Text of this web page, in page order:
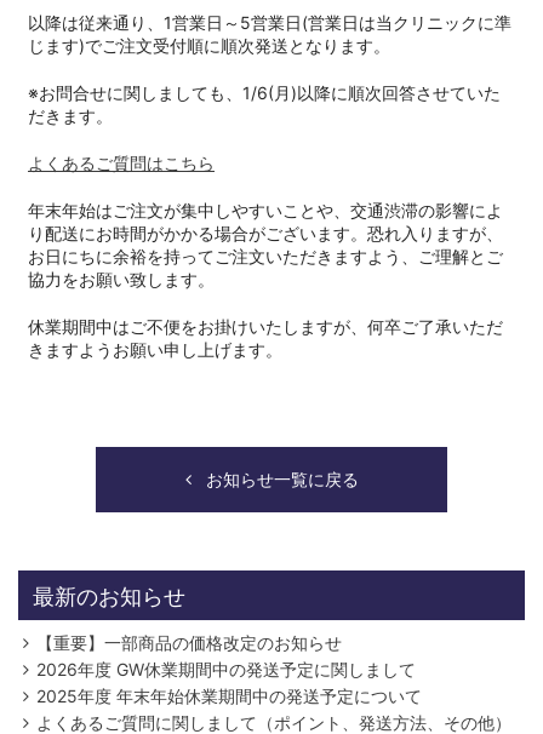
以降は従来通り、1営業日～5営業日(営業日は当クリニックに準
じます)でご注文受付順に順次発送となります。
※お問合せに関しましても、1/6(月)以降に順次回答させていた
だきます。
よくあるご質問はこちら
年末年始はご注文が集中しやすいことや、交通渋滞の影響によ
り配送にお時間がかかる場合がございます。恐れ入りますが、
お日にちに余裕を持ってご注文いただきますよう、ご理解とご
協力をお願い致します。
休業期間中はご不便をお掛けいたしますが、何卒ご了承いただ
きますようお願い申し上げます。
お知らせ一覧に戻る
最新のお知らせ
【重要】一部商品の価格改定のお知らせ
2026年度 GW休業期間中の発送予定に関しまして
2025年度 年末年始休業期間中の発送予定について
よくあるご質問に関しまして（ポイント、発送方法、その他）